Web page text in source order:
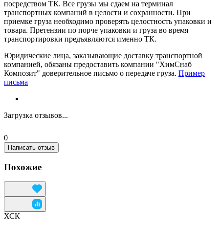
посредством ТК. Все грузы мы сдаем на терминал
транспортных компаний в целости и сохранности. При
приемке груза необходимо проверять целостность упаковки и
товара. Претензии по порче упаковки и груза во время
транспортировки предъявляются именно ТК.
Юридические лица, заказывающие доставку транспортной
компанией, обязаны предоставить компании "ХимСнаб
Композит" доверительное письмо о передаче груза. Пример
письма
Загрузка отзывов...
0
Написать отзыв
Похожие
ХСК